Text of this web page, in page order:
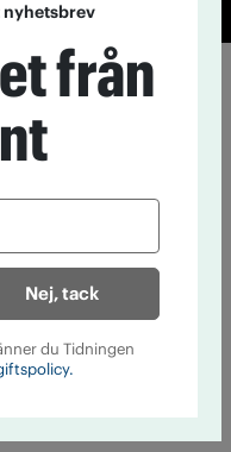
nyhetsbrev
från
Nej, tack
du Tidningen